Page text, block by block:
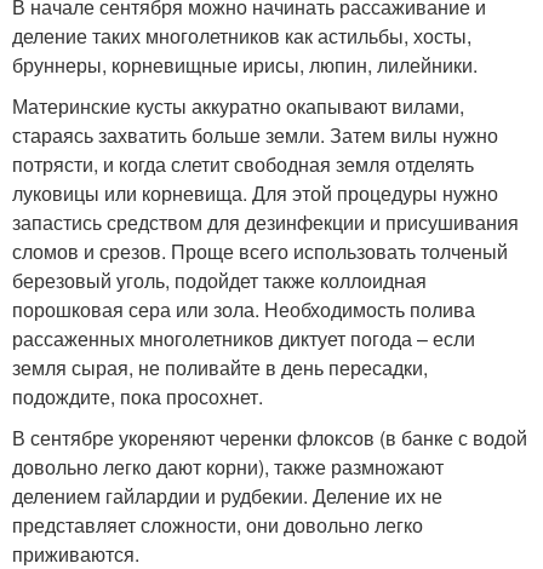
В начале сентября можно начинать рассаживание и
деление таких многолетников как астильбы, хосты,
бруннеры, корневищные ирисы, люпин, лилейники.
Материнские кусты аккуратно окапывают вилами,
стараясь захватить больше земли. Затем вилы нужно
потрясти, и когда слетит свободная земля отделять
луковицы или корневища. Для этой процедуры нужно
запастись средством для дезинфекции и присушивания
сломов и срезов. Проще всего использовать толченый
березовый уголь, подойдет также коллоидная
порошковая сера или зола. Необходимость полива
рассаженных многолетников диктует погода – если
земля сырая, не поливайте в день пересадки,
подождите, пока просохнет.
В сентябре укореняют черенки флоксов (в банке с водой
довольно легко дают корни), также размножают
делением гайлардии и рудбекии. Деление их не
представляет сложности, они довольно легко
приживаются.